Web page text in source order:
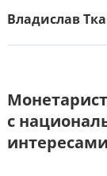
Владислав
с